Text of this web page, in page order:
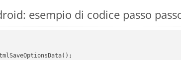
esempio di codice passo